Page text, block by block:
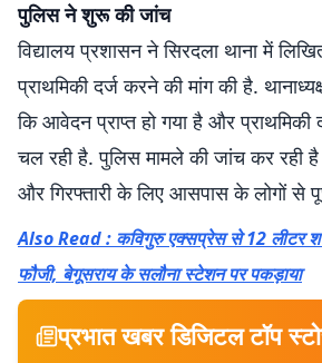
पुलिस ने शुरू की जांच
विद्यालय प्रशासन ने सिरदला थाना में
प्राथमिकी दर्ज करने की मांग की है.
कि आवेदन प्राप्त हो गया है और प्राथमिकी
चल रही है. पुलिस मामले की जांच कर रही है
और गिरफ्तारी के लिए आसपास के लोगों से
Also Read : कविगुरु एक्सप्रेस से 12 लीटर
फौजी, बेगूसराय के सलौना स्टेशन पर पकड़ाया
प्रभात खबर डिजिटल टॉप